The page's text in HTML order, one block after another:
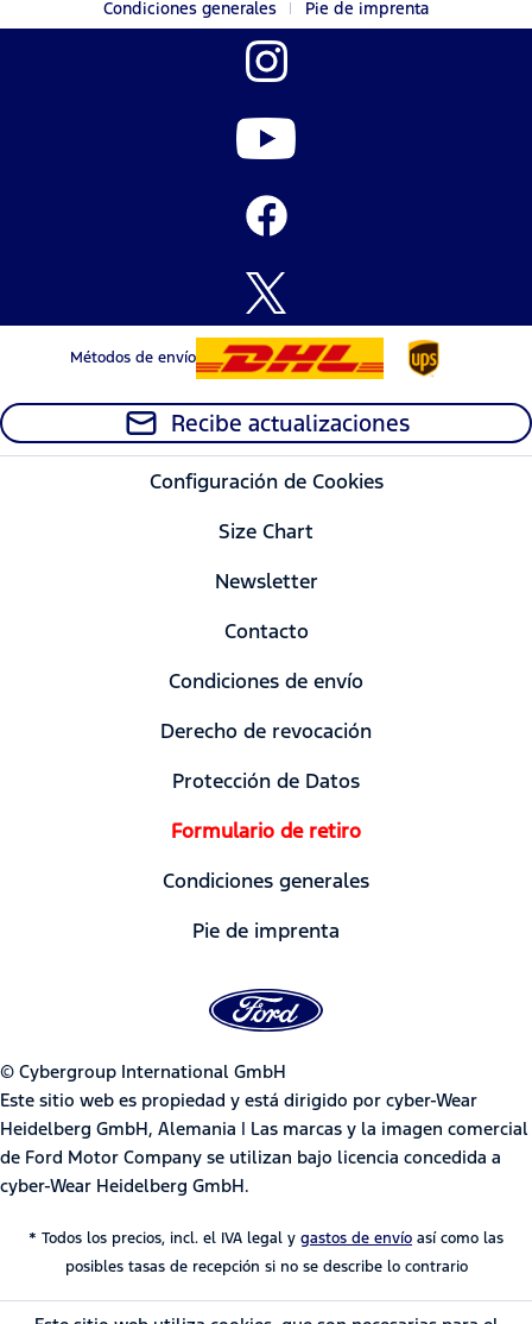
Condiciones generales
Pie de imprenta
Métodos de envío
Recibe actualizaciones
Configuración de Cookies
Size Chart
Newsletter
Contacto
Condiciones de envío
Derecho de revocación
Protección de Datos
Formulario de retiro
Condiciones generales
Pie de imprenta
© Cybergroup International GmbH
Este sitio web es propiedad y está dirigido por cyber-Wear
Heidelberg GmbH, Alemania | Las marcas y la imagen comercial
de Ford Motor Company se utilizan bajo licencia concedida a
cyber-Wear Heidelberg GmbH.
* Todos los precios, incl. el IVA legal y gastos de envío así como las
posibles tasas de recepción si no se describe lo contrario